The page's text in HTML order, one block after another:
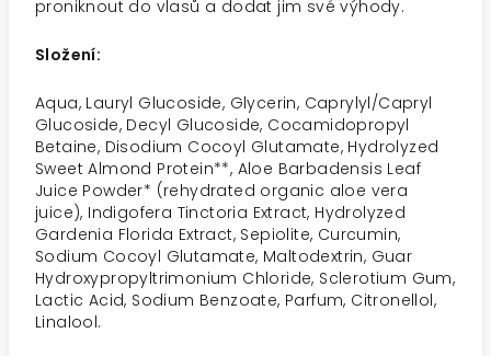
proniknout do vlasů a dodat jim své výhody.
Složení:
Aqua, Lauryl Glucoside, Glycerin, Caprylyl/Capryl
Glucoside, Decyl Glucoside, Cocamidopropyl
Betaine, Disodium Cocoyl Glutamate, Hydrolyzed
Sweet Almond Protein**, Aloe Barbadensis Leaf
Juice Powder* (rehydrated organic aloe vera
juice), Indigofera Tinctoria Extract, Hydrolyzed
Gardenia Florida Extract, Sepiolite, Curcumin,
Sodium Cocoyl Glutamate, Maltodextrin, Guar
Hydroxypropyltrimonium Chloride, Sclerotium Gum,
Lactic Acid, Sodium Benzoate, Parfum, Citronellol,
Linalool.